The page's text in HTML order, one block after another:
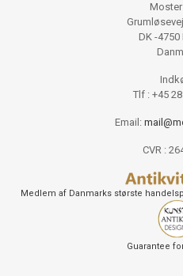
DK -
Tlf : +45
Email:
CVR :
Medlem af Danmarks største
Guarantee